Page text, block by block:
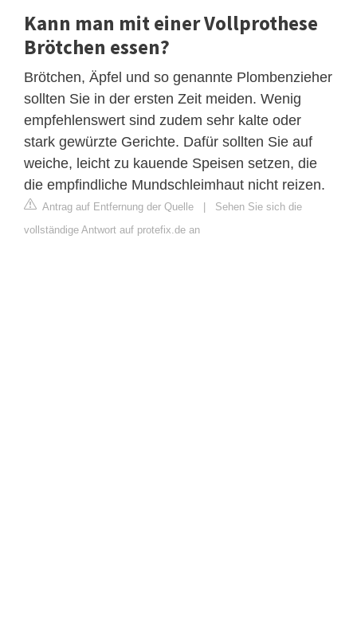
Kann man mit einer Vollprothese
Brötchen essen?
Brötchen, Äpfel und so genannte Plombenzieher
sollten Sie in der ersten Zeit meiden. Wenig
empfehlenswert sind zudem sehr kalte oder
stark gewürzte Gerichte. Dafür sollten Sie auf
weiche, leicht zu kauende Speisen setzen, die
die empfindliche Mundschleimhaut nicht reizen.
Antrag auf Entfernung der Quelle | Sehen Sie sich die
vollständige Antwort auf protefix.de an